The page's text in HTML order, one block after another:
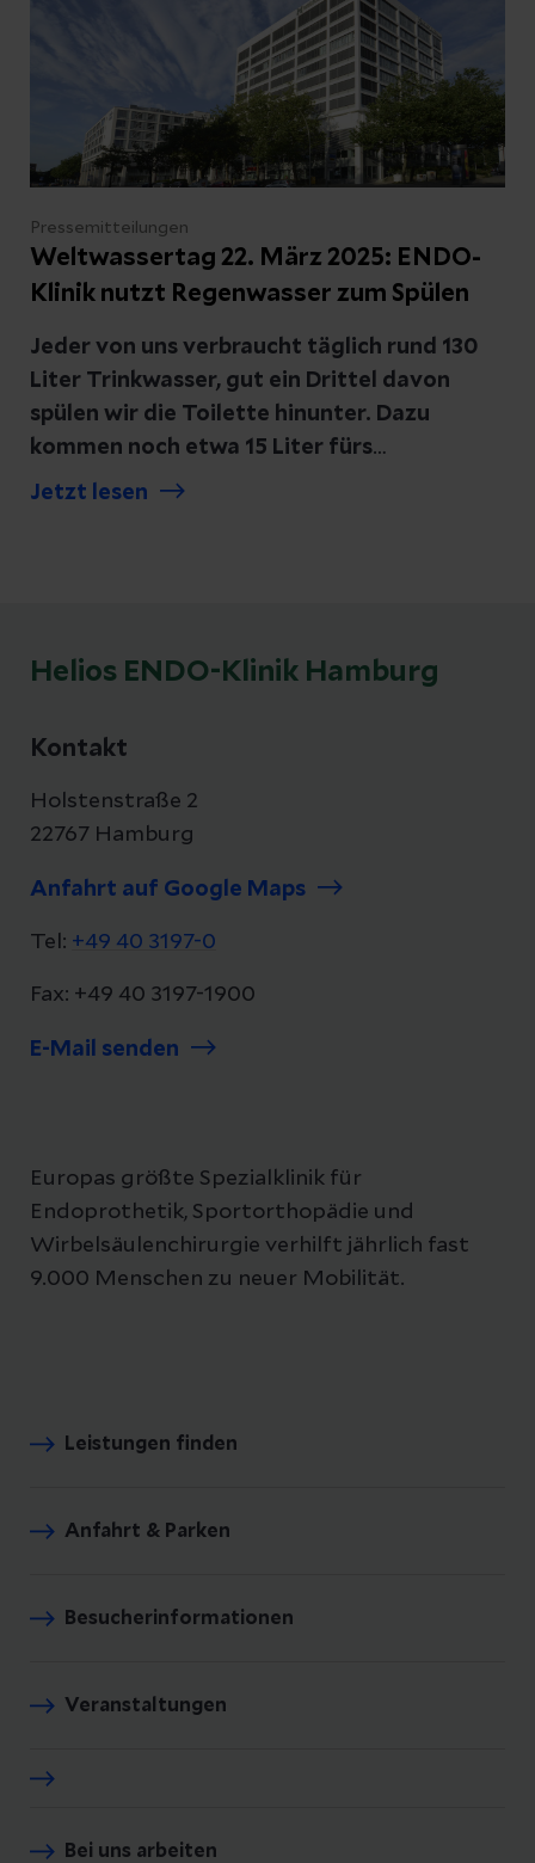
Pressemitteilungen
Weltwassertag 22. März 2025: ENDO-
Klinik nutzt Regenwasser zum Spülen
Jeder von uns verbraucht täglich rund 130
Liter Trinkwasser, gut ein Drittel davon
spülen wir die Toilette hinunter. Dazu
kommen noch etwa 15 Liter fürs
Wäschewaschen. Eine ziemliche
Jetzt lesen
Helios ENDO-Klinik Hamburg
Kontakt
Holstenstraße 2
22767 Hamburg
Anfahrt auf Google Maps
Tel: +49 40 3197-0
Fax: +49 40 3197-1900
E-Mail senden
Europas größte Spezialklinik für
Endoprothetik, Sportorthopädie und
Wirbelsäulenchirurgie verhilft jährlich fast
9.000 Menschen zu neuer Mobilität.
Leistungen finden
Anfahrt & Parken
Besucherinformationen
Veranstaltungen
Bei uns arbeiten